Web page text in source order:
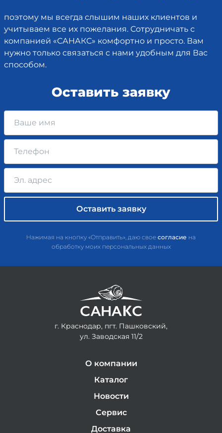
поэтому мы всегда слышим наших клиентов и
учитываем все их пожелания. Сотрудничать с
компанией «САНАКС» комфортно и просто. Вам
нужно только связаться с нами удобным для Вас
способом.
Оставить заявку
Нажимая на кнопку «Отправить», даю свое согласие на
обработку моих персональных данных
г. Краснодар, пгт. Пашковский,
ул. Заводская 11/2
О компании
Каталог
Новости
Сервис
Доставка